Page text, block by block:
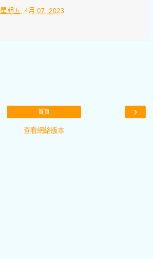
星期五, 4月 07, 2023
›
首頁
查看網絡版本